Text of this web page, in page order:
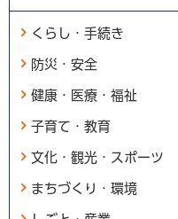
くらし・手続き
防災・安全
健康・医療・福祉
子育て・教育
文化・観光・スポーツ
まちづくり・環境